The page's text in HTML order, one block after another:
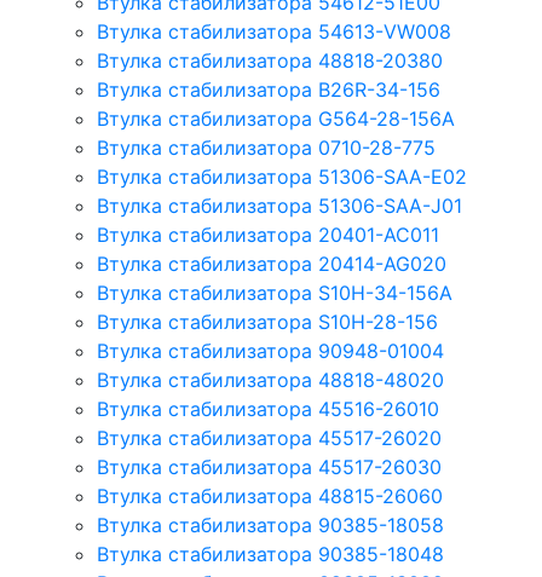
Втулка стабилизатора 54613-VW008
Втулка стабилизатора 48818-20380
Втулка стабилизатора B26R-34-156
Втулка стабилизатора G564-28-156A
Втулка стабилизатора 0710-28-775
Втулка стабилизатора 51306-SAA-E02
Втулка стабилизатора 51306-SAA-J01
Втулка стабилизатора 20401-AC011
Втулка стабилизатора 20414-AG020
Втулка стабилизатора S10H-34-156A
Втулка стабилизатора S10H-28-156
Втулка стабилизатора 90948-01004
Втулка стабилизатора 48818-48020
Втулка стабилизатора 45516-26010
Втулка стабилизатора 45517-26020
Втулка стабилизатора 45517-26030
Втулка стабилизатора 48815-26060
Втулка стабилизатора 90385-18058
Втулка стабилизатора 90385-18048